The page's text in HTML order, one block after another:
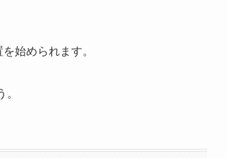
始められます。